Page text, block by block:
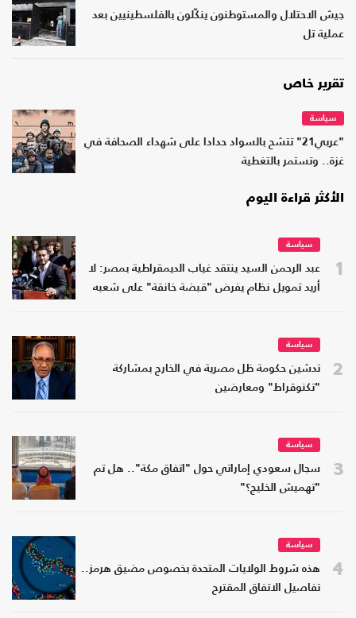
جيش الاحتلال والمستوطنون ينكّلون بالفلسطينيين بعد
عملية تل
تقرير خاص
سياسة
"عربي21" تتشح بالسواد حدادا على شهداء الصحافة في
غزة.. وتستمر بالتغطية
الأكثر قراءة اليوم
1
سياسة
عبد الرحمن السيد ينتقد غياب الديمقراطية بمصر: لا
أريد تمويل نظام يفرض "قبضة خانقة" على شعبه
2
سياسة
تدشين حكومة ظل مصرية في الخارج بمشاركة
"تكنوقراط" ومعارضين
3
سياسة
سجال سعودي إماراتي حول "اتفاق مكة".. هل تم
"تهميش الخليج؟"
4
سياسة
هذه شروط الولايات المتحدة بخصوص مضيق هرمز..
تفاصيل الاتفاق المقترح